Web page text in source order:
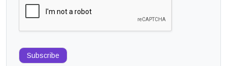
Subscribe